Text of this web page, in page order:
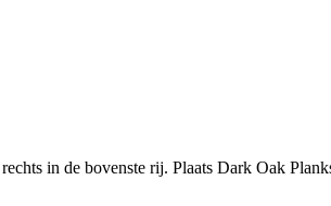
in de bovenste rij. Plaats Dark Oak